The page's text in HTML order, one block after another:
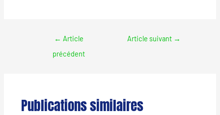
← Article
précédent
Article suivant →
Publications similaires